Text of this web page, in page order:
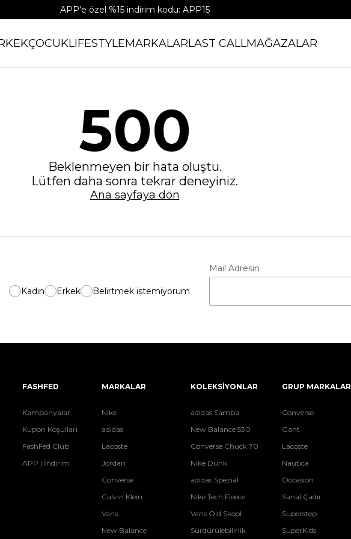
APP'e özel %15 indirim kodu: APP15
ÇOCUKLIFESTYLEMARKALARLAST CALLMAĞAZALAR
500
Beklenmeyen bir hata oluştu.
Lütfen daha sonra tekrar deneyiniz.
Ana sayfaya dön
Kadın Erkek Belirtmek istemiyorum
Mail Adresin
FASHFED
Kampanyalar
Kupon Koşulları
FashFed Club
APP | İndirim
MARKALAR
Nike
adidas
Lacoste
Jordan
Converse
Calvin Klein
Vans
New Balance
KOLEKSİYONLAR
adidas Samba
New Balance 530
Converse Chuck 70
Nike Dunk
adidas Spezial
Nike Tech Fleece
Vans Old Skool
Sürdürülebilirlik
GRUP MARKALAR
Converse
Gant
Lacoste
Nautica
Occasion
Sanal Çadır
Superstep
SuperKids